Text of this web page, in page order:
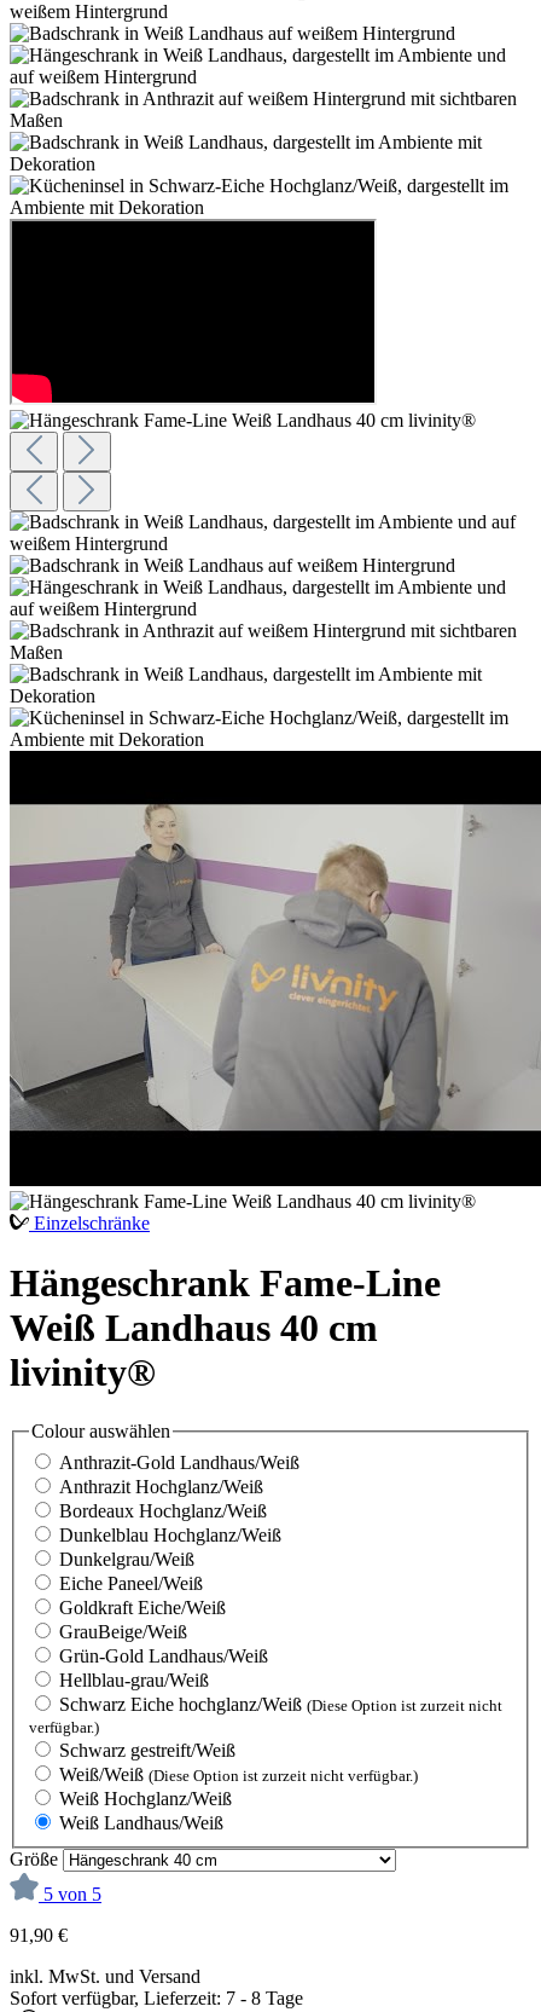
Einzelschränke
Hängeschrank Fame-Line
Weiß Landhaus 40 cm
livinity®
Colourauswählen
Anthrazit-Gold Landhaus/Weiß
Anthrazit Hochglanz/Weiß
Bordeaux Hochglanz/Weiß
Dunkelblau Hochglanz/Weiß
Dunkelgrau/Weiß
Eiche Paneel/Weiß
Goldkraft Eiche/Weiß
GrauBeige/Weiß
Grün-Gold Landhaus/Weiß
Hellblau-grau/Weiß
Schwarz Eiche hochglanz/Weiß (Diese Option ist zurzeit nicht
verfügbar.)
Schwarz gestreift/Weiß
Weiß/Weiß (Diese Option ist zurzeit nicht verfügbar.)
Weiß Hochglanz/Weiß
Weiß Landhaus/Weiß
Größe
5 von 5
91,90 €
inkl. MwSt. und Versand
Sofort verfügbar, Lieferzeit: 7 - 8 Tage